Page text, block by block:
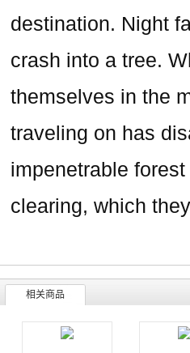
destination. Night
crash into a tree.
themselves in the
traveling on has
impenetrable
clearing, which
相关商品